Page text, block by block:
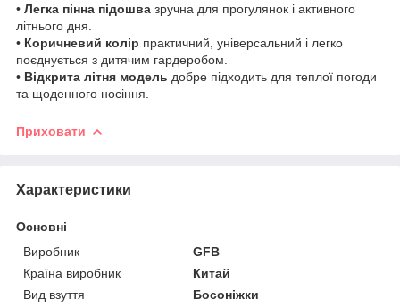
• Легка пінна підошва зручна для прогулянок і активного
літнього дня.
• Коричневий колір практичний, універсальний і легко
поєднується з дитячим гардеробом.
• Відкрита літня модель добре підходить для теплої погоди
та щоденного носіння.
Приховати
Характеристики
Основні
Виробник
GFB
Країна виробник
Китай
Вид взуття
Босоніжки